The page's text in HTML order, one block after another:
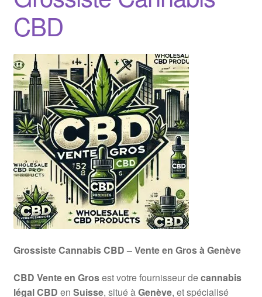
CBD
Grossiste Cannabis CBD – Vente en Gros à Genève
CBD Vente en Grosest votre fournisseur decannabis
légal CBD en Suisse, situé àGenève, et spécialisé